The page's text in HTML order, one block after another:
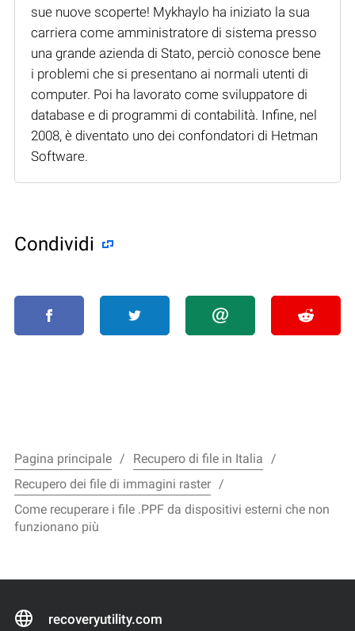
sue nuove scoperte! Mykhaylo ha iniziato la sua
carriera come amministratore di sistema presso
una grande azienda di Stato, perciò conosce bene
i problemi che si presentano ai normali utenti di
computer. Poi ha lavorato come sviluppatore di
database e di programmi di contabilità. Infine, nel
2008, è diventato uno dei confondatori di Hetman
Software.
Condividi
Pagina principale
Recupero di file in Italia
Recupero dei file di immagini raster
Come recuperare i file .PPF da dispositivi esterni che non
funzionano più
recoveryutility.com